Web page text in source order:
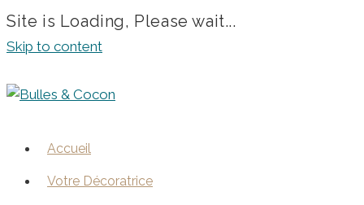
Site is Loading, Please wait...
Skip to content
Accueil
Votre Décoratrice